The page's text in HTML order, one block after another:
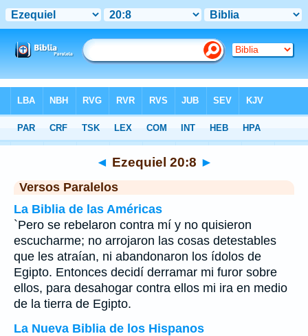
>Ezequiel Capítulo 20 > Verso 8
◄ Ezequiel 20:8 ►
Versos Paralelos
La Biblia de las Américas
`Pero se rebelaron contra mí y no quisieron
escucharme; no arrojaron las cosas detestables
que les atraían, ni abandonaron los ídolos de
Egipto. Entonces decidí derramar mi furor sobre
ellos, para desahogar contra ellos mi ira en medio
de la tierra de Egipto.
La Nueva Biblia de los Hispanos